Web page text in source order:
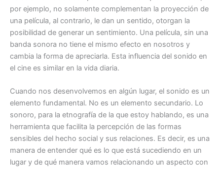
por ejemplo, no solamente complementan la proyección de
una película, al contrario, le dan un sentido, otorgan la
posibilidad de generar un sentimiento. Una película, sin una
banda sonora no tiene el mismo efecto en nosotros y
cambia la forma de apreciarla. Esta influencia del sonido en
el cine es similar en la vida diaria.
Cuando nos desenvolvemos en algún lugar, el sonido es un
elemento fundamental. No es un elemento secundario. Lo
sonoro, para la etnografía de la que estoy hablando, es una
herramienta que facilita la percepción de las formas
sensibles del hecho social y sus relaciones. Es decir, es una
manera de entender qué es lo que está sucediendo en un
lugar y de qué manera vamos relacionando un aspecto con